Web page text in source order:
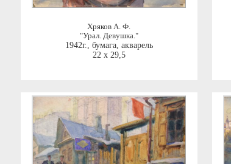
Хряков А. Ф.
"Урал. Девушка."
1942г., бумага, акварель
22 x 29,5